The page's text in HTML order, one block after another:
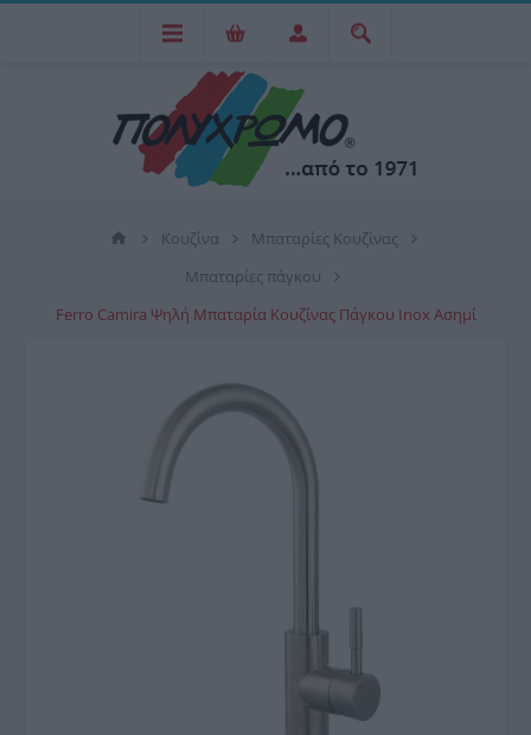
Κουζίνα
Μπαταρίες Κουζίνας
Μπαταρίες πάγκου
Ferro Camira Ψηλή Μπαταρία Κουζίνας Πάγκου Inox Ασημί